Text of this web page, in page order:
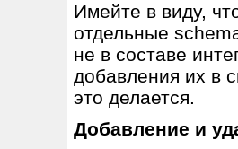
Имейте в виду,
отдельные
не в составе
добавления их в
это делается.
Добавление и